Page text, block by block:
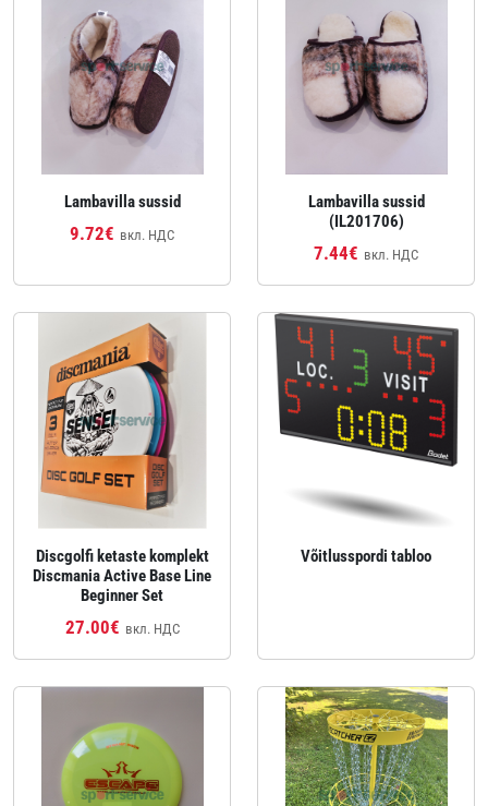
Lambavilla sussid
9.72€ вкл. НДС
Lambavilla sussid
(IL201706)
7.44€ вкл. НДС
Discgolfi ketaste komplekt
Discmania Active Base Line
Beginner Set
27.00€ вкл. НДС
Võitlusspordi tabloo